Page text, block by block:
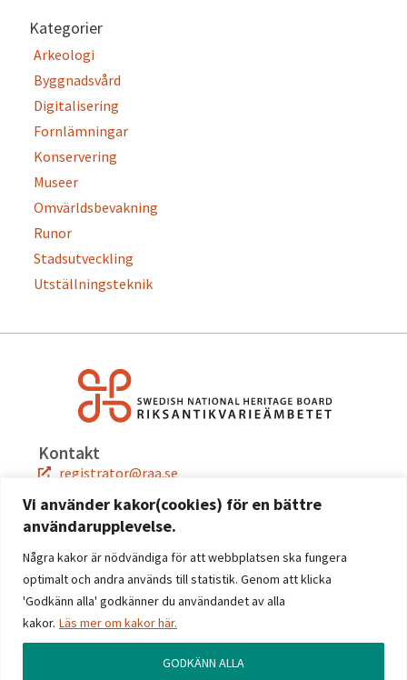
Vi använder kakor(cookies) för en bättre
användarupplevelse.
Några kakor är nödvändiga för att webbplatsen ska fungera
optimalt och andra används till statistik. Genom att klicka
'Godkänn alla' godkänner du användandet av alla
kakor. Läs mer om kakor här.
GODKÄNN ALLA
Kategorier
Arkeologi
Byggnadsvård
Digitalisering
Fornlämningar
Konservering
Museer
Omvärldsbevakning
Runor
Stadsutveckling
Utställningsteknik
Kontakt
registrator@raa.se
Snabblänkar
Jobba hos oss
Press
Kontakta oss
Följ oss